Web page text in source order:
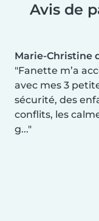
Avis de
Marie-Christine
Fanette m’a
avec mes 3
sécurité, des
conflits, les
g...